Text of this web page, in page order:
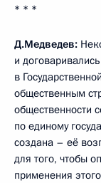
* * *
Д.Медведев:
и
в
общественным
общественности
по единому
создана – её
для того, чтобы
применения